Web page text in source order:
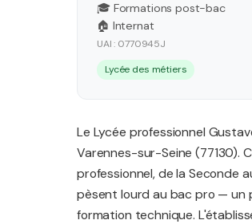
🎓 Formations post-bac
🏠 Internat
UAI : 0770945J
Lycée des métiers
Le Lycée professionnel
Varennes-sur-Seine (77130).
professionnel, de la Seconde
pèsent lourd au bac pro — un
formation technique.